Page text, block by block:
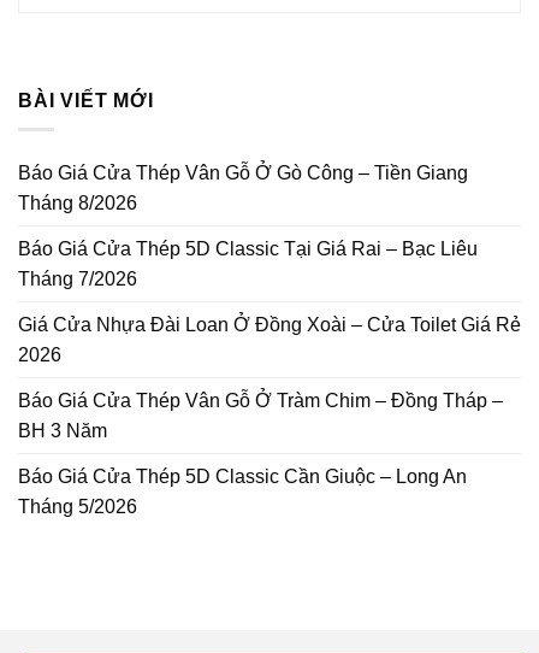
BÀI VIẾT MỚI
Báo Giá Cửa Thép Vân Gỗ Ở Gò Công – Tiền Giang
Tháng 8/2026
Báo Giá Cửa Thép 5D Classic Tại Giá Rai – Bạc Liêu
Tháng 7/2026
Giá Cửa Nhựa Đài Loan Ở Đồng Xoài – Cửa Toilet Giá Rẻ
2026
Báo Giá Cửa Thép Vân Gỗ Ở Tràm Chim – Đồng Tháp –
BH 3 Năm
Báo Giá Cửa Thép 5D Classic Cần Giuộc – Long An
Tháng 5/2026